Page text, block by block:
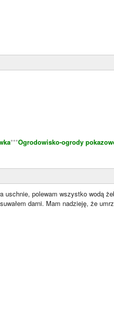
***Ogrodowisko-ogrody
polewam wszystko wodą
darni. Mam nadzieję, że